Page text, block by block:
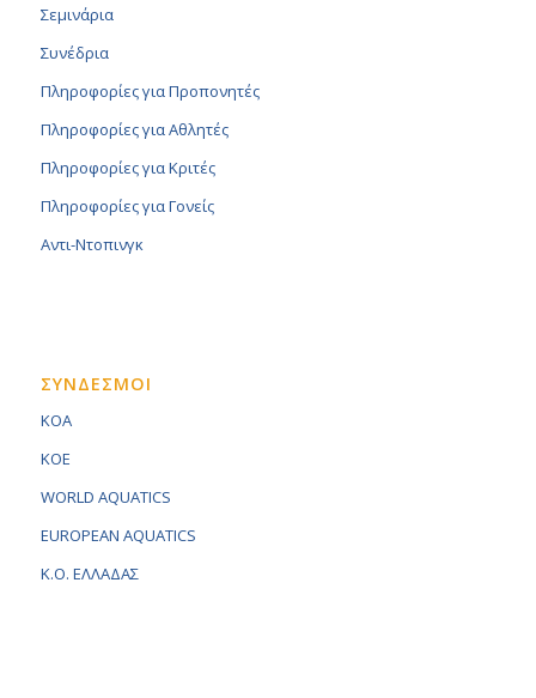
Σεμινάρια
Συνέδρια
Πληροφορίες για Προπονητές
Πληροφορίες για Αθλητές
Πληροφορίες για Κριτές
Πληροφορίες για Γονείς
Αντι-Ντοπινγκ
ΣΥΝΔΕΣΜΟΙ
KOA
KOE
WORLD AQUATICS
EUROPEAN AQUATICS
K.O. ΕΛΛΑΔΑΣ